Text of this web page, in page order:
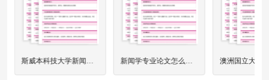
斯威本科技大学新闻学专业怎么着论文选题？ 新闻学专业论文怎么写？